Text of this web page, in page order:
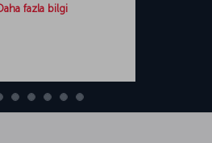
fazla bilgi